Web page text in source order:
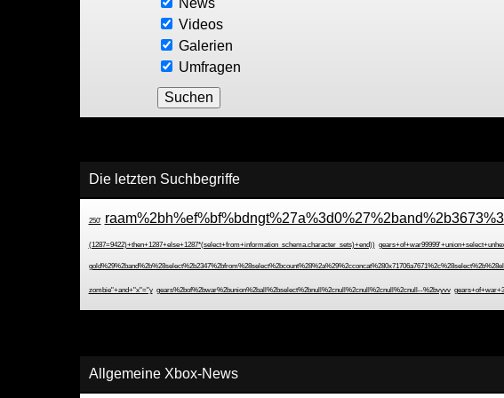
News
Videos
Galerien
Umfragen
Die letzten Suchbegriffe
250'
(1287=9422)+then+1287+else+1287*(select+from+information_schema.character_sets)+end))
zombie"+and+"x"="y gears%2bof%2bwar%2bunion%2ball%2bselect%2bnull%2cnull%2cnull%2cnull%2cnull--%2bvyvv
Allgemeine Xbox-News